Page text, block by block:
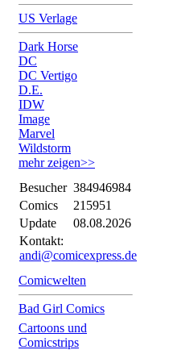
US Verlage
Dark Horse
DC
DC Vertigo
D.E.
IDW
Image
Marvel
Wildstorm
mehr zeigen>>
Besucher 384946984
Comics
215951
Update
08.08.2026
Kontakt:
andi@comicexpress.de
Comicwelten
Bad Girl Comics
Cartoons und
Comicstrips